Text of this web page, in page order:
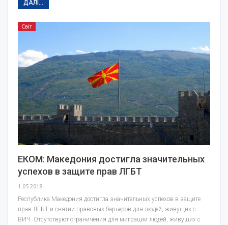
ДАЛІ...
Світ
ЕКОМ: Македония достигла значительных
успехов в защите прав ЛГБТ
1.05.2018
Республика Македония достигла значительных успехов в защите
прав ЛГБТ и снятии правовых барьеров для людей, живущих с
ВИЧ. Отсутствуют ограничения для миграции людей, живущих с